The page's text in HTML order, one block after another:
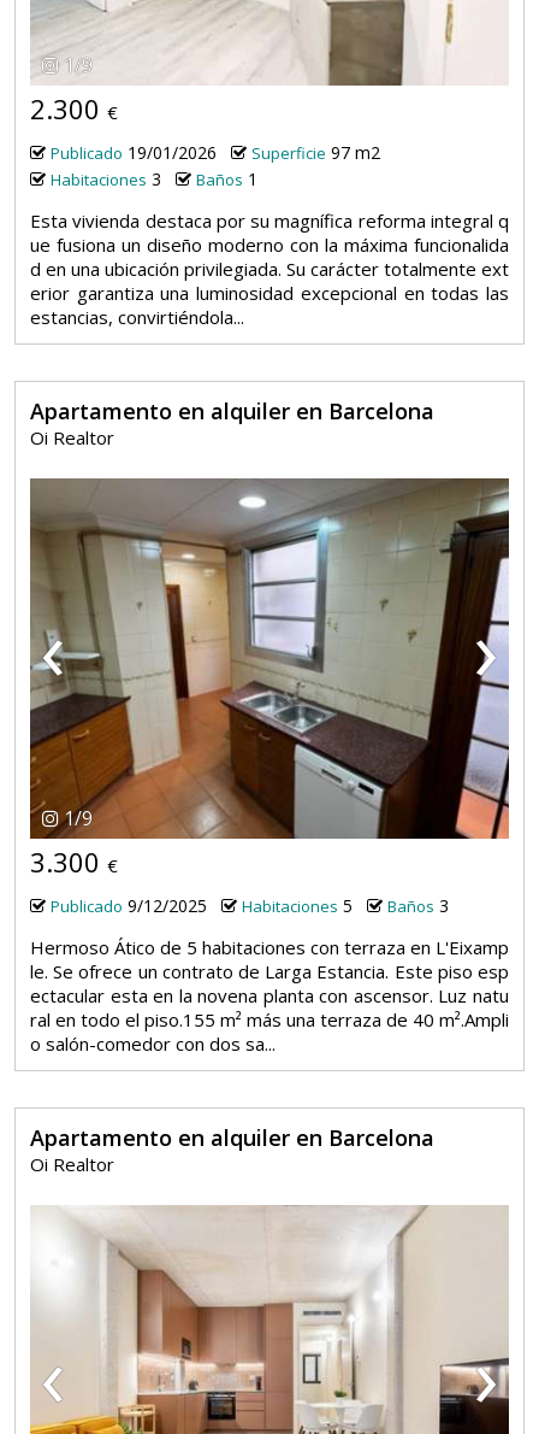
1/9
2.300 €
Publicado 19/01/2026 Superficie 97 m2
Habitaciones 3 Baños 1
Esta vivienda destaca por su magnífica reforma integral q
ue fusiona un diseño moderno con la máxima funcionalida
d en una ubicación privilegiada. Su carácter totalmente ext
erior garantiza una luminosidad excepcional en todas las
estancias, convirtiéndola...
Apartamento en alquiler en Barcelona
Oi Realtor
‹ ›
1/9
3.300 €
Publicado 9/12/2025 Habitaciones 5 Baños 3
Hermoso Ático de 5 habitaciones con terraza en L'Eixamp
le. Se ofrece un contrato de Larga Estancia. Este piso esp
ectacular esta en la novena planta con ascensor. Luz natu
ral en todo el piso.155 m² más una terraza de 40 m².Ampli
o salón-comedor con dos sa...
Apartamento en alquiler en Barcelona
Oi Realtor
‹ ›